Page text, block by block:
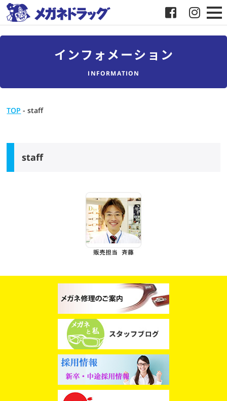
メガネドラッグについて
インフォメーション
INFORMATION
TOP -staff
staff